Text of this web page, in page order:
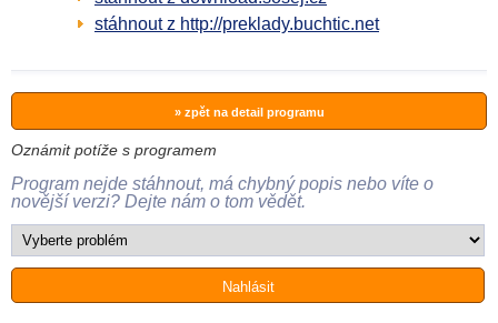
stáhnout z http://preklady.buchtic.net
» zpět na detail programu
Oznámit potíže s programem
Program nejde stáhnout, má chybný popis nebo víte o
novější verzi? Dejte nám o tom vědět.